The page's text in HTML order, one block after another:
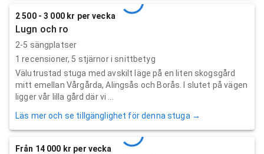
2 500 - 3 000 kr per vecka
Lugn och ro
2-5 sängplatser
1 recensioner, 5 stjärnor i snittbetyg
Välutrustad stuga med avskilt läge på en liten skogsgård
mitt emellan Vårgårda, Alingsås och Borås. I slutet på vägen
ligger vår lilla gård där vi ...
Läs mer och se tillgänglighet för denna stuga →
Från 14 000 kr per vecka